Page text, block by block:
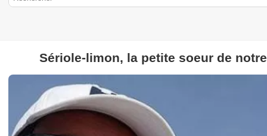
Peche.com
Pêche en mer Pêche à pied Pêche aux gros Pêche en mer en
Sériole-limon, la petite soeur de